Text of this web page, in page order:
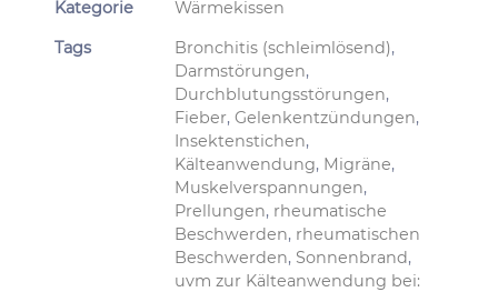
Kategorie
Wärmekissen
Tags
Bronchitis (schleimlösend),
Darmstörungen,
Durchblutungsstörungen,
Fieber, Gelenkentzündungen,
Insektenstichen,
Kälteanwendung, Migräne,
Muskelverspannungen,
Prellungen, rheumatische
Beschwerden, rheumatischen
Beschwerden, Sonnenbrand,
uvm zur Kälteanwendung bei: